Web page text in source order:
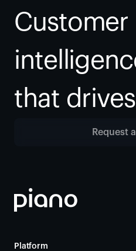
Customer
that
Request
Platform